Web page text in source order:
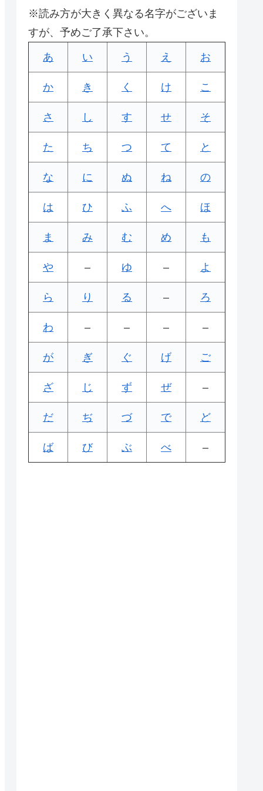
※読み方が大きく異なる名字がございま
すが、予めご了承下さい。
あ い う え お
か き く け こ
さ し す せ そ
た ち つ て と
な に ぬ ね の
は ひ ふ へ ほ
ま み む め も
や – ゆ – よ
ら り る – ろ
わ – – – –
が ぎ ぐ げ ご
ざ じ ず ぜ –
だ ぢ づ で ど
ば び ぶ べ –